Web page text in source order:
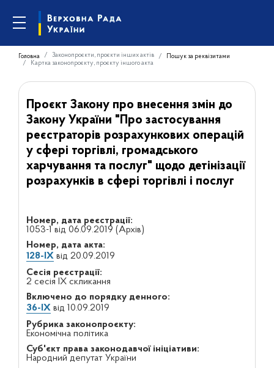
Головна Законопроєкти, проєкти інших актів
Пошук за реквізитами
Картка законопроєкту, проєкту іншого акта
Проєкт Закону про внесення змін до
Закону України "Про застосування
реєстраторів розрахункових операцій
у сфері торгівлі, громадського
харчування та послуг" щодо детінізації
розрахунків в сфері торгівлі і послуг
Номер, дата реєстрації:
1053-1 від 06.09.2019 (Архів)
Номер, дата акта:
128-IXвід 20.09.2019
Сесія реєстрації:
2 сесія IX скликання
Включено до порядку денного:
36-IXвід 10.09.2019
Рубрика законопроєкту:
Економічна політика
Суб'єкт права законодавчої ініціативи:
Народний депутат України